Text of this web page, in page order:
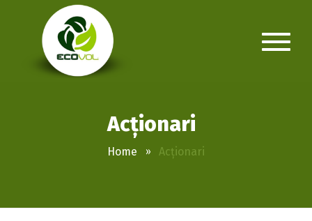
Acționari
Home Acționari